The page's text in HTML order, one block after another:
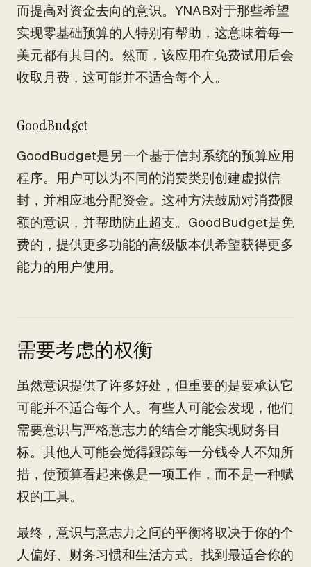
而提高对资金去向的意识。YNAB对于那些希望
实现零基础预算的人特别有帮助，这意味着每一
美元都有其目的。然而，该应用在免费试用后会
收取月费，这可能并不适合每个人。
GoodBudget
GoodBudget是另一个基于信封系统的预算应用
程序。用户可以为不同的消费类别创建虚拟信
封，并相应地分配资金。这种方法鼓励对消费限
额的意识，并帮助防止超支。GoodBudget是免
费的，提供更多功能的高级版本供希望获得更多
能力的用户使用。
需要考虑的权衡
虽然意识提供了许多好处，但重要的是要承认它
可能并不适合每个人。有些人可能会发现，他们
需要意识与严格意志力的结合才能实现财务目
标。其他人可能会觉得跟踪每一分钱令人不知所
措，使预算看起来像是一项工作，而不是一种赋
权的工具。
最终，意识与意志力之间的平衡将取决于你的个
人偏好、财务习惯和生活方式。找到最适合你的